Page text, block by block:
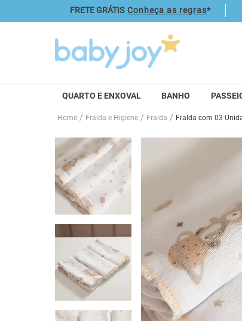
FRETE GRÁTIS Conheça as regras*
QUARTO E ENXOVAL BANHO
Fralda e Higiene Fralda Fralda com 03